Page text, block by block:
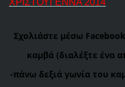
Σχολιάστε μέσω
καμβά (διαλέξτε ένα
-πάνω δεξιά γωνία του